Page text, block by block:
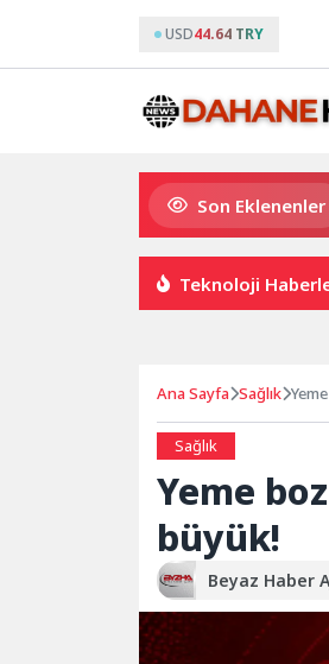
USD44.64 TRY
Son Eklenenler
Süper Enduro’da start Başkan
Teknoloji
Ana Sayfa Sağlık
Sağlık
Yeme
büyük!
Beyaz Haber